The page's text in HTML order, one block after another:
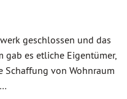
geschlossen und das
gab es etliche Eigentümer,
von Wohnraum